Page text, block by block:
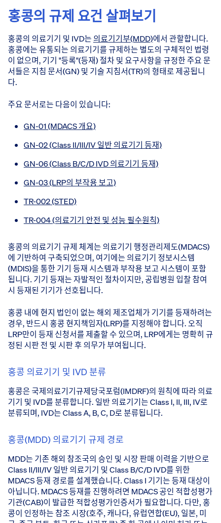
홍콩의 규제 요건 살펴보기
홍콩의 의료기기 및 IVD는 의료기기부(MDD)에서 관할합니다.
홍콩에는 유통되는 의료기기를 규제하는 별도의 구체적인 법령
이 없으며, 기기 "등록"(등재) 절차 및 요구사항을 규정한 주요 문
서들은 지침 문서(GN) 및 기술 지침서(TR)의 형태로 제공됩니
다.
주요 문서로는 다음이 있습니다:
GN-01 (MDACS 개요)
GN-02 (Class II/III/IV 일반 의료기기 등재)
GN-06 (Class B/C/D IVD 의료기기 등재)
GN-03 (LRP의 부작용 보고)
TR-002 (STED)
TR-004 (의료기기 안전 및 성능 필수원칙)
홍콩의 의료기기 규제 체계는 의료기기 행정관리제도(MDACS)
에 기반하여 구축되었으며, 여기에는 의료기기 정보시스템
(MDIS)을 통한 기기 등재 시스템과 부작용 보고 시스템이 포함
됩니다. 기기 등재는 자발적인 절차이지만, 공립병원 입찰 참여
시 등재된 기기가 선호됩니다.
홍콩 내에 현지 법인이 없는 해외 제조업체가 기기를 등재하려는
경우, 반드시 홍콩 현지책임자(LRP)를 지정해야 합니다. 오직
LRP만이 등재 신청서를 제출할 수 있으며, LRP에게는 명확히 규
정된 시판 전 및 시판 후 의무가 부여됩니다.
홍콩 의료기기 및 IVD 분류
홍콩은 국제의료기기규제당국포럼(IMDRF)의 원칙에 따라 의료
기기 및 IVD를 분류합니다. 일반 의료기기는 Class I, II, III, IV로
분류되며, IVD는 Class A, B, C, D로 분류됩니다.
홍콩(MDD) 의료기기 규제 경로
MDD는 기존 해외 참조국의 승인 및 시장 판매 이력을 기반으로
Class II/III/IV 일반 의료기기 및 Class B/C/D IVD를 위한
MDACS 등재 경로를 설계했습니다. Class I 기기는 등재 대상이
아닙니다. MDACS 등재를 진행하려면 MDACS 공인 적합성평가
기관(CAB)이 발급한 적합성평가인증서가 필요합니다. 다만, 홍
콩이 인정하는 참조 시장(호주, 캐나다, 유럽연합(EU), 일본, 미